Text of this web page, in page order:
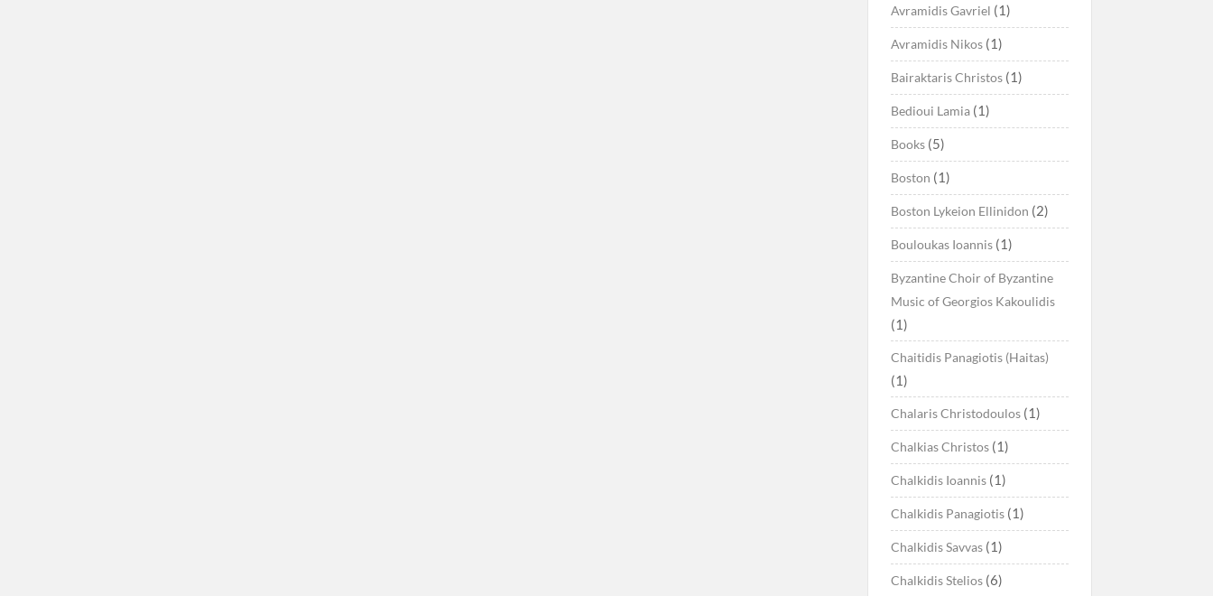
Avramidis Gavriel (1)
Avramidis Nikos(1)
Bairaktaris Christos(1)
Bedioui Lamia(1)
Books(5)
Boston (1)
Boston Lykeion Ellinidon (2)
Bouloukas Ioannis(1)
Byzantine Choir of Byzantine
Music of Georgios Kakoulidis
(1)
Chaitidis Panagiotis (Haitas)
(1)
Chalaris Christodoulos(1)
Chalkias Christos(1)
Chalkidis Ioannis(1)
Chalkidis Panagiotis(1)
Chalkidis Savvas(1)
Chalkidis Stelios(6)